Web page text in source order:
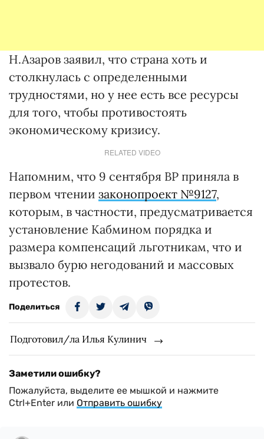
Н.Азаров заявил, что страна хоть и
столкнулась с определенными
трудностями, но у нее есть все ресурсы
для того, чтобы противостоять
экономическому кризису.
RELATED VIDEO
Напомним, что 9 сентября ВР приняла в
первом чтении законопроект №9127,
которым, в частности, предусматривается
установление Кабмином порядка и
размера компенсаций льготникам, что и
вызвало бурю негодований и массовых
протестов.
Поделиться
Подготовил/ла Илья Кулинич
Заметили ошибку?
Пожалуйста, выделите ее мышкой и нажмите
Ctrl+Enter или Отправить ошибку